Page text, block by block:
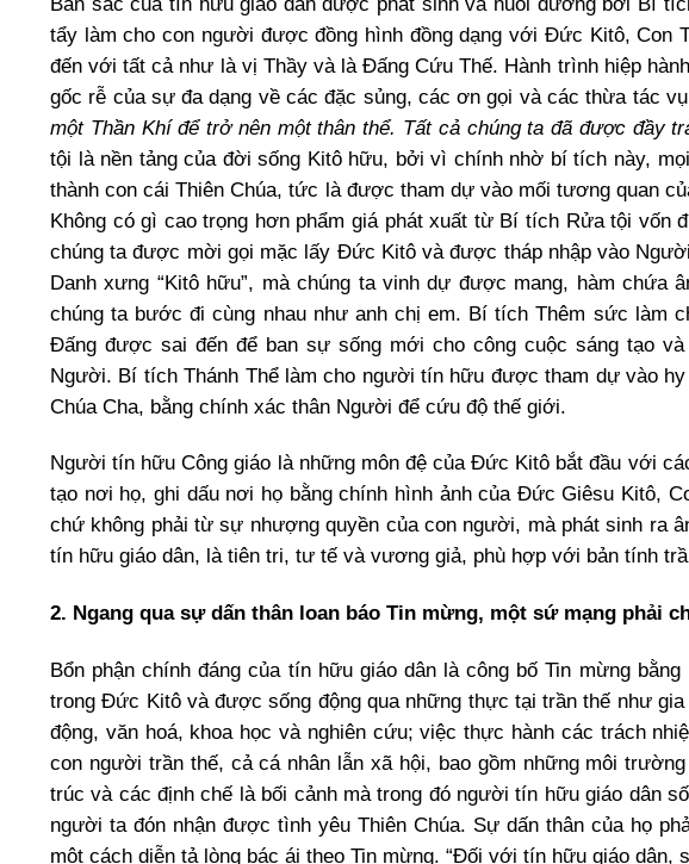
tẩy làm cho con người được đồng hình đồng dạng với Đức Kitô, Con
đến với tất cả như là vị Thầy và là Đấng Cứu Thế. Hành trình hiệp
gốc rễ của sự đa dạng về các đặc sủng, các ơn gọi và các thừa tác
một Thần Khí để trở nên một thân thể. Tất cả chúng ta đã được đầy
tội là nền tảng của đời sống Kitô hữu, bởi vì chính nhờ bí tích này,
thành con cái Thiên Chúa, tức là được tham dự vào mối tương quan
Không có gì cao trọng hơn phẩm giá phát xuất từ Bí tích Rửa tội vốn
chúng ta được mời gọi mặc lấy Đức Kitô và được tháp nhập vào
Danh xưng “Kitô hữu”, mà chúng ta vinh dự được mang, hàm chứa
chúng ta bước đi cùng nhau như anh chị em. Bí tích Thêm sức làm
Đấng được sai đến để ban sự sống mới cho công cuộc sáng tạo
Người. Bí tích Thánh Thể làm cho người tín hữu được tham dự vào
Chúa Cha, bằng chính xác thân Người để cứu độ thế giới.
Người tín hữu Công giáo là những môn đệ của Đức Kitô bắt đầu với
tạo nơi họ, ghi dấu nơi họ bằng chính hình ảnh của Đức Giêsu Kitô,
chứ không phải từ sự nhượng quyền của con người, mà phát sinh ra
tín hữu giáo dân, là tiên tri, tư tế và vương giả, phù hợp với bản tính
2. Ngang qua sự dấn thân loan báo Tin mừng, một sứ mạng phải
Bổn phận chính đáng của tín hữu giáo dân là công bố Tin mừng
trong Đức Kitô và được sống động qua những thực tại trần thế như
động, văn hoá, khoa học và nghiên cứu; việc thực hành các trách
con người trần thế, cả cá nhân lẫn xã hội, bao gồm những môi
trúc và các định chế là bối cảnh mà trong đó người tín hữu giáo dân
người ta đón nhận được tình yêu Thiên Chúa. Sự dấn thân của họ
một cách diễn tả lòng bác ái theo Tin mừng. “Đối với tín hữu giáo dân,